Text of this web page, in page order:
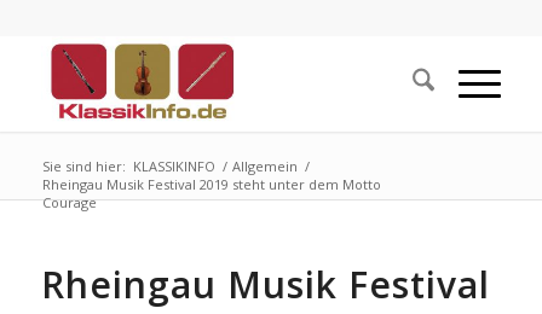
Sie sind hier: KLASSIKINFO / Allgemein /
Rheingau Musik Festival 2019 steht unter dem Motto
Courage
Rheingau Musik Festival